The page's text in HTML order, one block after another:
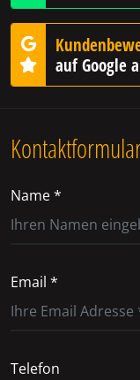
auf Google
Name *
Email *
Telefon